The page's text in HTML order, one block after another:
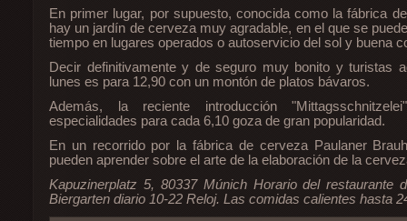
En primer lugar, por supuesto, conocida como la fábrica
hay un jardín de cerveza muy agradable, en el que se
tiempo en lugares operados o autoservicio del sol y buena
Decir definitivamente y de seguro muy bonito y turistas
lunes es para 12,90 con un montón de platos bávaros.
Además, la reciente introducción
especialidades para cada 6,10 goza de gran popularidad.
En un recorrido por la fábrica de cerveza Paulaner
pueden aprender sobre el arte de la elaboración de la
Kapuzinerplatz 5, 80337 Múnich Horario del restaurante
Biergarten diario 10-22 Reloj. Las comidas calientes hasta